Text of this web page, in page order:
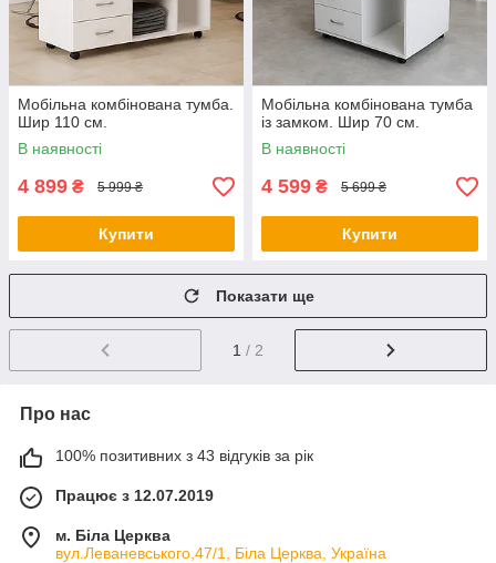
Мобільна комбінована тумба.
Шир 110 см.
В наявності
4 899 ₴ 5 999 ₴
Купити
Мобільна комбінована тумба
із замком. Шир 70 см.
В наявності
4 599 ₴ 5 699 ₴
Купити
Показати ще
1 / 2
Про нас
100% позитивних з 43 відгуків за рік
Працює з 12.07.2019
м. Біла Церква
вул.Леваневського,47/1, Біла Церква, Україна